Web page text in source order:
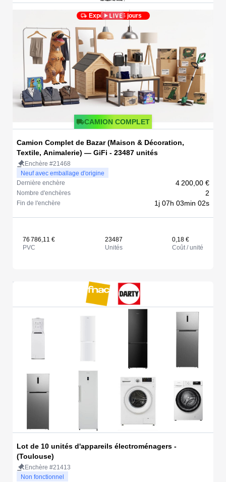
Expédié en 5 jours
CAMION COMPLET
Camion Complet de Bazar (Maison & Décoration,
Textile, Animalerie) — GiFi - 23487 unités
Enchère #21468
Neuf avec emballage d'origine
Dernière enchère
4 200,00 €
Nombre d'enchères 2
Fin de l'enchère 1j 07h 03min 02s
76 786,11 €
PVC
23487
Unités
0,18 €
Coût / unité
Lot de 10 unités d'appareils électroménagers -
(Toulouse)
Enchère #21413
Non fonctionnel